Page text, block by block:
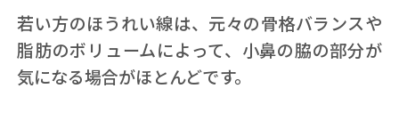
若い方のほうれい線は、元々の骨格バランスや
脂肪のボリュームによって、小鼻の脇の部分が
気になる場合がほとんどです。